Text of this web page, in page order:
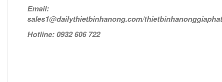
Email:
sales1@dailythietbinhanong.com/
Hotline: 0932 606 722